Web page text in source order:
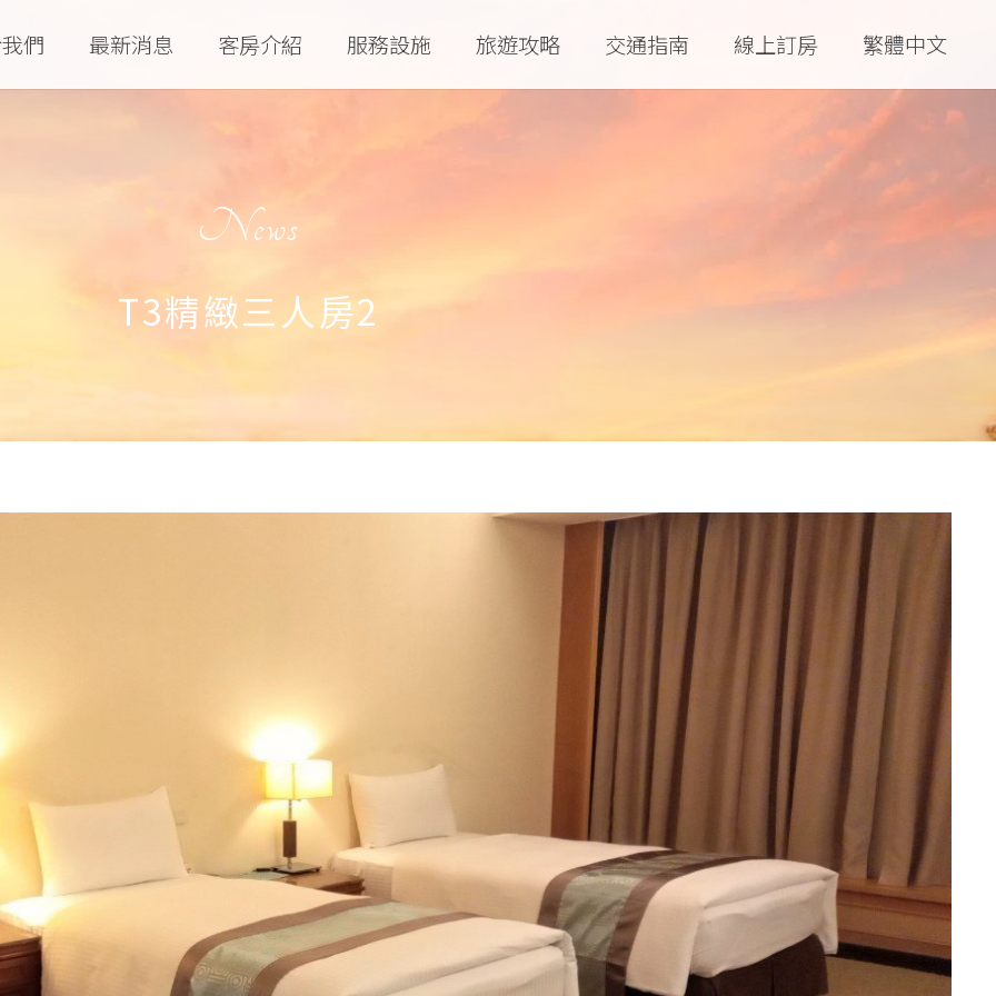
們 最新消息 客房介紹 服務設施 旅遊攻略 交通指南 線上訂房 繁體中文
News
T3精緻三人房2